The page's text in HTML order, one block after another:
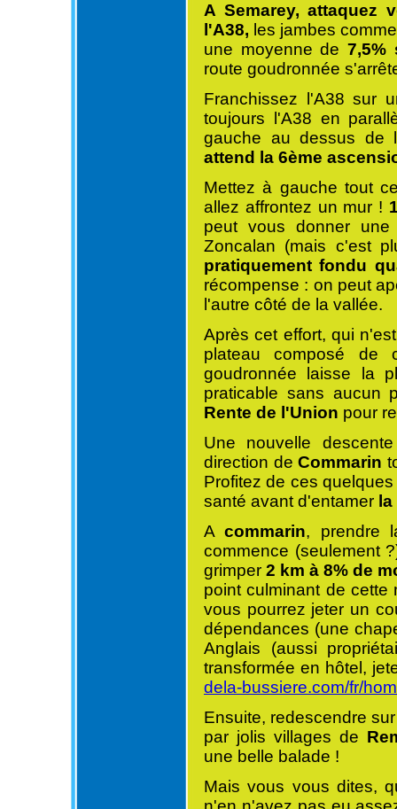
A Semarey, attaquez
l'A38, les jambes
une moyenne de 7,5%
route goudronnée
Franchissez l'A38 sur
toujours l'A38 en
gauche au dessus de
attend la 6ème
Mettez à gauche tout
allez affrontez un mur !
peut vous donner
Zoncalan (mais c'est
pratiquement fondu
récompense : on peut
l'autre côté de la vallée.
Après cet effort, qui
plateau composé de
goudronnée laisse la
praticable sans aucun
Rente de l'Union pour
Une nouvelle
direction deCommarin
Profitez de ces
santé avant d'entamer
Acommarin, prendre
commence (seulement
grimper 2 km à 8% de
point culminant de
vous pourrez jeter un
dépendances (une
Anglais (aussi
transformée en hôtel,
dela-bussiere.com/fr/
Ensuite, redescendre
par jolis villages de
une belle balade !
Mais vous vous dites,